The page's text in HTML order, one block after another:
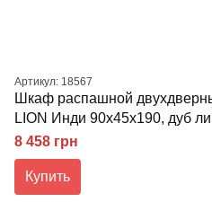
Артикул: 18567
Шкаф распашной
LION Инди 90х45х190, дуб
8 458 грн
Купить